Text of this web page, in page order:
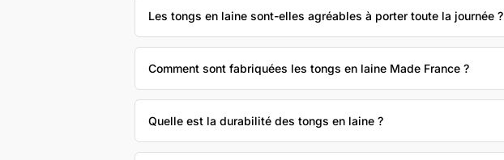
Les tongs en laine sont-elles agréables à porter toute la journée ?
Comment sont fabriquées les tongs en laine Made France ?
Quelle est la durabilité des tongs en laine ?